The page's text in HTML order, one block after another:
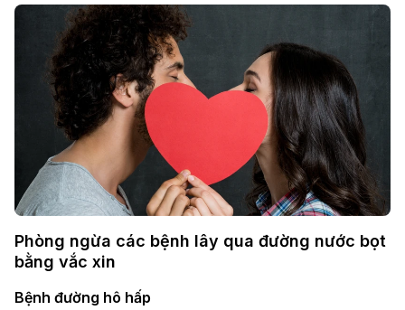
Phòng ngừa các bệnh lây qua đường nước bọt
bằng vắc xin
Bệnh đường hô hấp